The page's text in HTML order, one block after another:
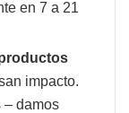
en 7 a 21
impacto.
– damos